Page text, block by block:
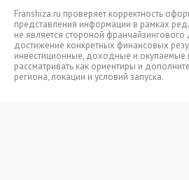
Franshiza.ru проверяет корректность
представления информации в рамках
не является стороной франчайзингового
достижение конкретных финансовых
инвестиционные, доходные и окупаемые
рассматривать как ориентиры и
региона, локации и условий запуска.